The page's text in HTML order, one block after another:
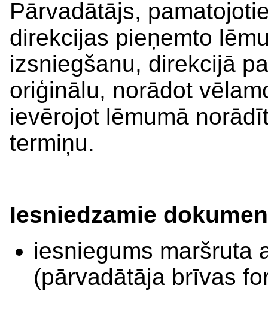
Pārvadātājs,
direkcijas pieņemto
izsniegšanu, direkcijā
oriģinālu, norādot
ievērojot lēmumā
termiņu.
Iesniedzamie
iesniegums maršruta
(pārvadātāja brīvas